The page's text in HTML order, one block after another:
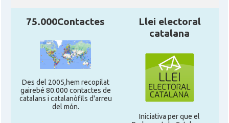
75.000Contactes
Des del 2005,hem recopilat
gairebé 80.000 contactes de
catalans i catalanòfils d'arreu
del món.
Llei electoral
catalana
Iniciativa per que el